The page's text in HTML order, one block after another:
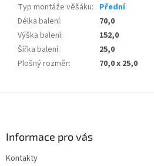
Typ montáže věšáku: Přední
Délka balení:
70,0
Výška balení:
152,0
Šířka balení:
25,0
Plošný rozměr: 70,0 x 25,0
Informace pro vás
Kontakty